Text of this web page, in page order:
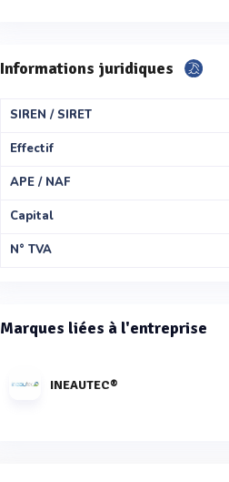
Informations juridiques
SIREN / SIRET
Effectif
APE / NAF
Capital
N° TVA
Marques liées à l'entreprise
INEAUTEC®